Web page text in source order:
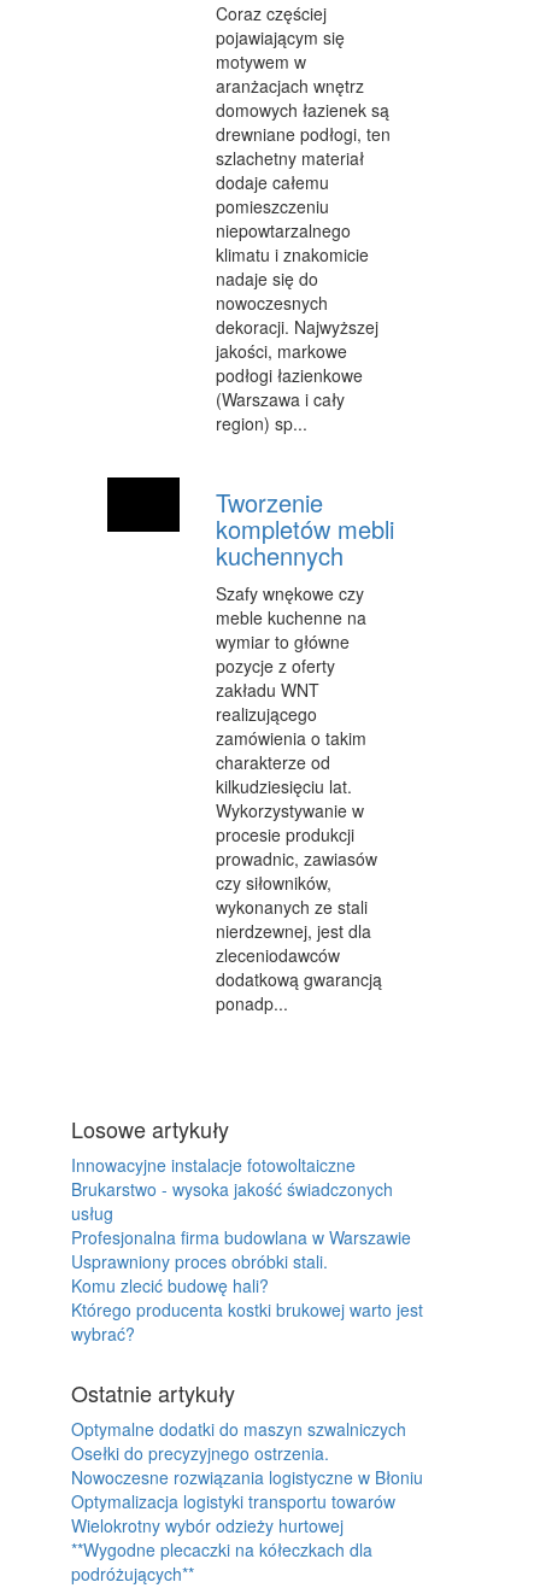
Coraz częściej
pojawiającym się
motywem w
aranżacjach wnętrz
domowych łazienek są
drewniane podłogi, ten
szlachetny materiał
dodaje całemu
pomieszczeniu
niepowtarzalnego
klimatu i znakomicie
nadaje się do
nowoczesnych
dekoracji. Najwyższej
jakości, markowe
podłogi łazienkowe
(Warszawa i cały
region) sp...
Tworzenie
kompletów mebli
kuchennych
Szafy wnękowe czy
meble kuchenne na
wymiar to główne
pozycje z oferty
zakładu WNT
realizującego
zamówienia o takim
charakterze od
kilkudziesięciu lat.
Wykorzystywanie w
procesie produkcji
prowadnic, zawiasów
czy siłowników,
wykonanych ze stali
nierdzewnej, jest dla
zleceniodawców
dodatkową gwarancją
ponadp...
Losowe artykuły
Innowacyjne instalacje fotowoltaiczne
Brukarstwo - wysoka jakość świadczonych
usług
Profesjonalna firma budowlana w Warszawie
Usprawniony proces obróbki stali.
Komu zlecić budowę hali?
Którego producenta kostki brukowej warto jest
wybrać?
Ostatnie artykuły
Optymalne dodatki do maszyn szwalniczych
Osełki do precyzyjnego ostrzenia.
Nowoczesne rozwiązania logistyczne w Błoniu
Optymalizacja logistyki transportu towarów
Wielokrotny wybór odzieży hurtowej
**Wygodne plecaczki na kółeczkach dla
podróżujących**